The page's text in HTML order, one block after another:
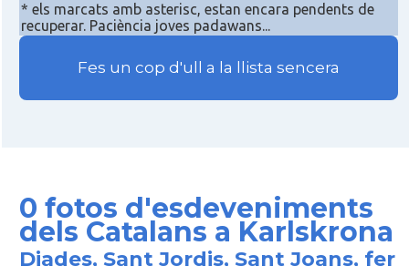
* els marcats amb asterisc, estan encara pendents de
recuperar. Paciència joves padawans...
Fes un cop d'ull a la llista sencera
0 fotos d'esdeveniments
dels Catalans a Karlskrona
Diades, Sant Jordis, Sant Joans, fer